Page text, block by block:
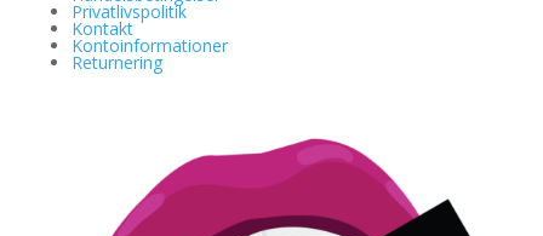
Privatlivspolitik
Kontakt
Kontoinformationer
Returnering